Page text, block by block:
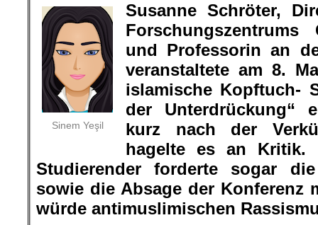
Sinem Yeşil
Susanne Schröter,
und Professorin an
veranstaltete am 8.
islamische Kopftuch-
der Unterdrückung“
kurz nach der
hagelte es an Kritik.
Studierender forderte sogar
sowie die Absage der Konferenz
würde antimuslimischen